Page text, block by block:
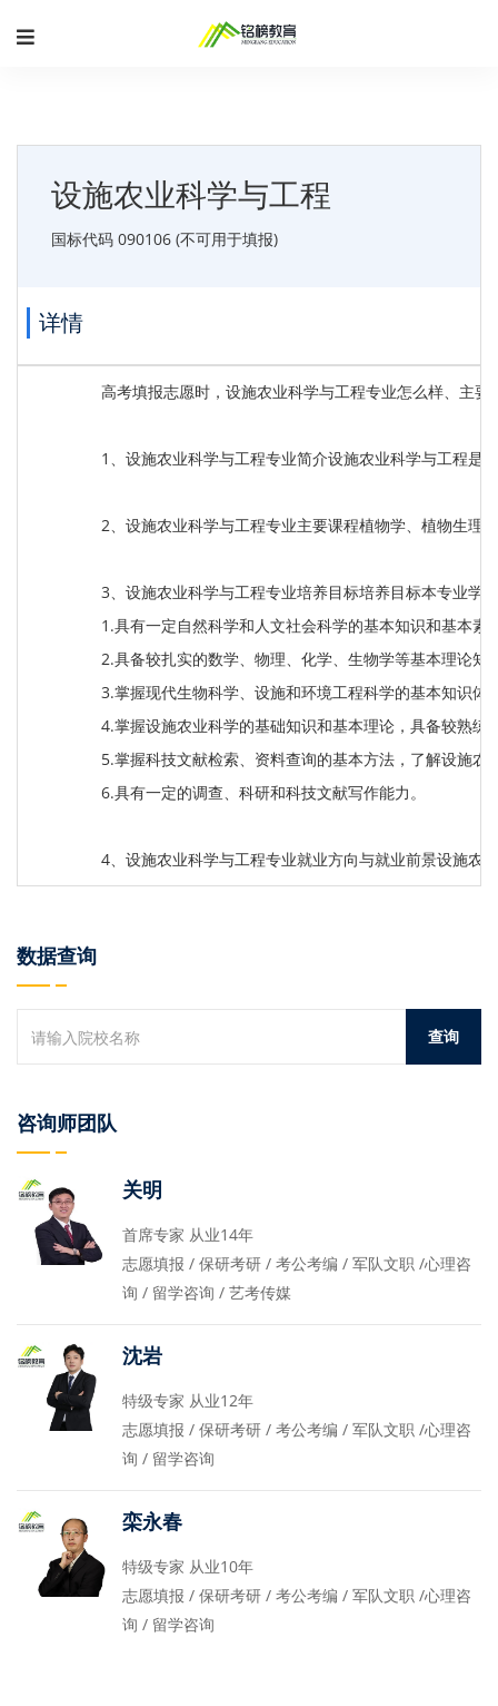
设施农业科学与工程
国标代码 090106 (不可用于填报)
详情
高考填报志愿时，设施农业科学与工程专业怎么样、主
1、设施农业科学与工程专业简介设施农业科学与工程是
2、设施农业科学与工程专业主要课程植物学、植物生理
3、设施农业科学与工程专业培养目标培养目标本专业学
1.具有一定自然科学和人文社会科学的基本知识和基本素
2.具备较扎实的数学、物理、化学、生物学等基本理论知
3.掌握现代生物科学、设施和环境工程科学的基本知识
4.掌握设施农业科学的基础知识和基本理论，具备较熟练
5.掌握科技文献检索、资料查询的基本方法，了解设施
6.具有一定的调查、科研和科技文献写作能力。
4、设施农业科学与工程专业就业方向与就业前景设施农
数据查询
咨询师团队
关明
首席专家 从业14年
志愿填报 / 保研考研 / 考公考编 / 军队文职 /心理咨
询 / 留学咨询 / 艺考传媒
沈岩
特级专家 从业12年
志愿填报 / 保研考研 / 考公考编 / 军队文职 /心理咨
询 / 留学咨询
栾永春
特级专家 从业10年
志愿填报 / 保研考研 / 考公考编 / 军队文职 /心理咨
询 / 留学咨询